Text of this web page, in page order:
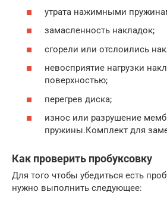
утрата нажимными
замасленность накладок;
сгорели или отслоились
невосприятие нагрузки
поверхностью;
перегрев диска;
износ или разрушение
пружины.Комплект для
Как проверить пробуксовку
Для того чтобы убедиться есть
нужно выполнить следующее: